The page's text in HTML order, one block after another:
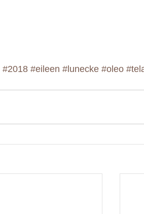
#2018 #eileen #lunecke #oleo